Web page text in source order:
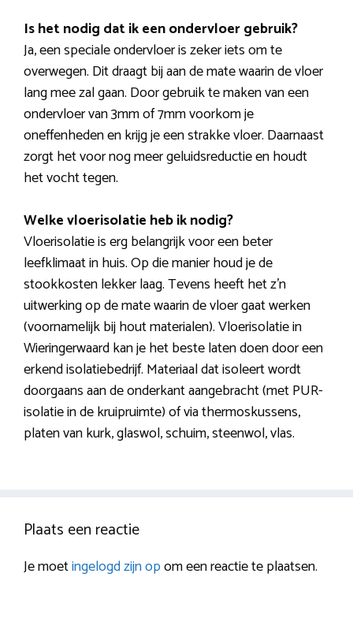
Is het nodig dat ik een ondervloer gebruik?
Ja, een speciale ondervloer is zeker iets om te
overwegen. Dit draagt bij aan de mate waarin de vloer
lang mee zal gaan. Door gebruik te maken van een
ondervloer van 3mm of 7mm voorkom je
oneffenheden en krijg je een strakke vloer. Daarnaast
zorgt het voor nog meer geluidsreductie en houdt
het vocht tegen.
Welke vloerisolatie heb ik nodig?
Vloerisolatie is erg belangrijk voor een beter
leefklimaat in huis. Op die manier houd je de
stookkosten lekker laag. Tevens heeft het z’n
uitwerking op de mate waarin de vloer gaat werken
(voornamelijk bij hout materialen). Vloerisolatie in
Wieringerwaard kan je het beste laten doen door een
erkend isolatiebedrijf. Materiaal dat isoleert wordt
doorgaans aan de onderkant aangebracht (met PUR-
isolatie in de kruipruimte) of via thermoskussens,
platen van kurk, glaswol, schuim, steenwol, vlas.
Plaats een reactie
Je moetingelogd zijn opom een reactie te plaatsen.